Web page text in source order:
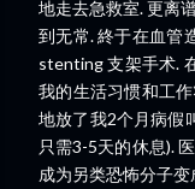
地走去急救室. 更离
到无常. 終于在血管
stenting 支架手术.
我的生活习惯和工
地放了我2个月病假
只需3-5天的休息).
成为另类恐怖分子